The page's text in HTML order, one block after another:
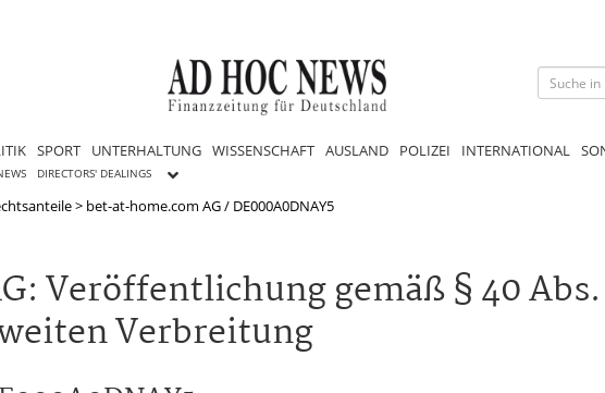
SPORT UNTERHALTUNG WISSENSCHAFT AUSLAND POLIZEI INTERNATIONAL
DIRECTORS' DEALINGS
> bet-at-home.com AG / DE000A0DNAY5
Veröffentlichung gemäß § 40
Verbreitung